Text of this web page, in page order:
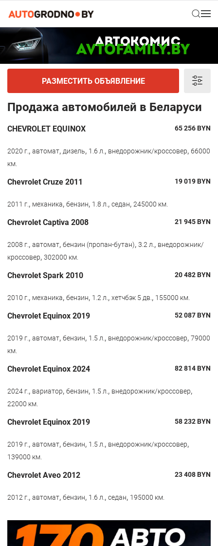
РАЗМЕСТИТЬ ОБЪЯВЛЕНИЕ
Продажа автомобилей в Беларуси
CHEVROLET EQUINOX 65 256BYN
2020 г., автомат, дизель, 1.6 л., внедорожник/кроссовер, 66000
км.
Chevrolet Cruze 2011 19 019BYN
2011 г., механика, бензин, 1.8 л., седан, 245000 км.
Chevrolet Captiva 2008 21 945BYN
2008 г., автомат, бензин (пропан-бутан), 3.2 л., внедорожник/
кроссовер, 302000 км.
Chevrolet Spark 2010 20 482BYN
2010 г., механика, бензин, 1.2 л., хетчбэк 5 дв., 155000 км.
Chevrolet Equinox 2019 52 087BYN
2019 г., автомат, бензин, 1.5 л., внедорожник/кроссовер, 79000
км.
Chevrolet Equinox 2024 82 814BYN
2024 г., вариатор, бензин, 1.5 л., внедорожник/кроссовер,
22000 км.
Chevrolet Equinox 2019 58 232BYN
2019 г., автомат, бензин, 1.5 л., внедорожник/кроссовер,
139000 км.
Chevrolet Aveo 2012 23 408BYN
2012 г., автомат, бензин, 1.6 л., седан, 195000 км.